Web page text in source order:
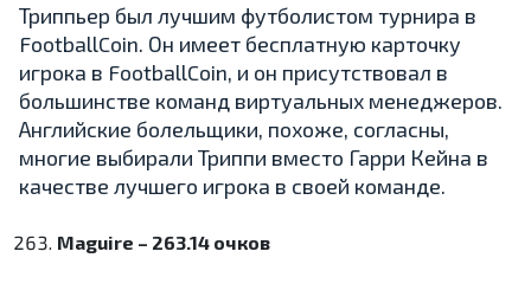
Триппьер был лучшим футболистом турнира в
FootballCoin. Он имеет бесплатную карточку
игрока в FootballCoin, и он присутствовал в
большинстве команд виртуальных менеджеров.
Английские болельщики, похоже, согласны,
многие выбирали Триппи вместо Гарри Кейна в
качестве лучшего игрока в своей команде.
Maguire – 263.14 очков